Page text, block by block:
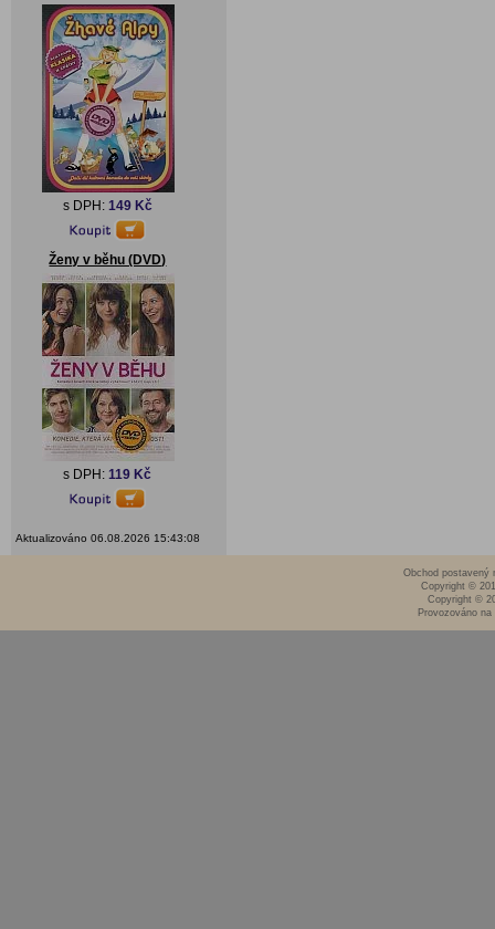
s DPH: 149 Kč
Ženy v běhu (DVD)
s DPH:119 Kč
Aktualizováno 06.08.2026 15:43:08
Obchod postavený
Copyright ©
Copyright ©
Provozováno